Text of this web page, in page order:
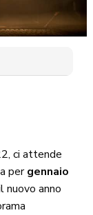
ci attende
pergennaio
nuovo anno